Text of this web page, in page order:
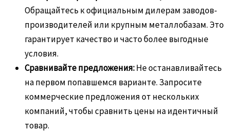
Обращайтесь к официальным дилерам заводов-
производителей или крупным металлобазам. Это
гарантирует качество и часто более выгодные
условия.
Сравнивайте предложения:Не останавливайтесь
на первом попавшемся варианте. Запросите
коммерческие предложения от нескольких
компаний, чтобы сравнить цены на идентичный
товар.